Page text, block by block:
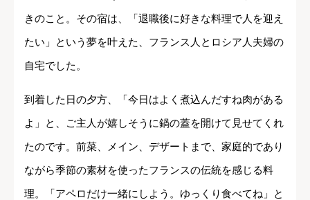
きのこと。その宿は、「退職後に好きな料理で人を迎え
たい」という夢を叶えた、フランス人とロシア人夫婦の
自宅でした。
到着した日の夕方、「今日はよく煮込んだすね肉がある
よ」と、ご主人が嬉しそうに鍋の蓋を開けて見せてくれ
たのです。前菜、メイン、デザートまで、家庭的であり
ながら季節の素材を使ったフランスの伝統を感じる料
理。「アペロだけ一緒にしよう。ゆっくり食べてね」と